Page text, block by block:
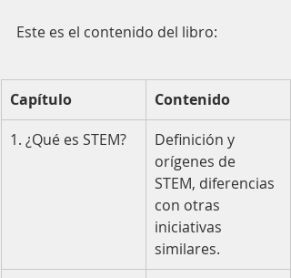
Este es el contenido del libro:
Capítulo
Contenido
1. ¿Qué es STEM?
Definición y
orígenes de
STEM, diferencias
con otras
iniciativas
similares.